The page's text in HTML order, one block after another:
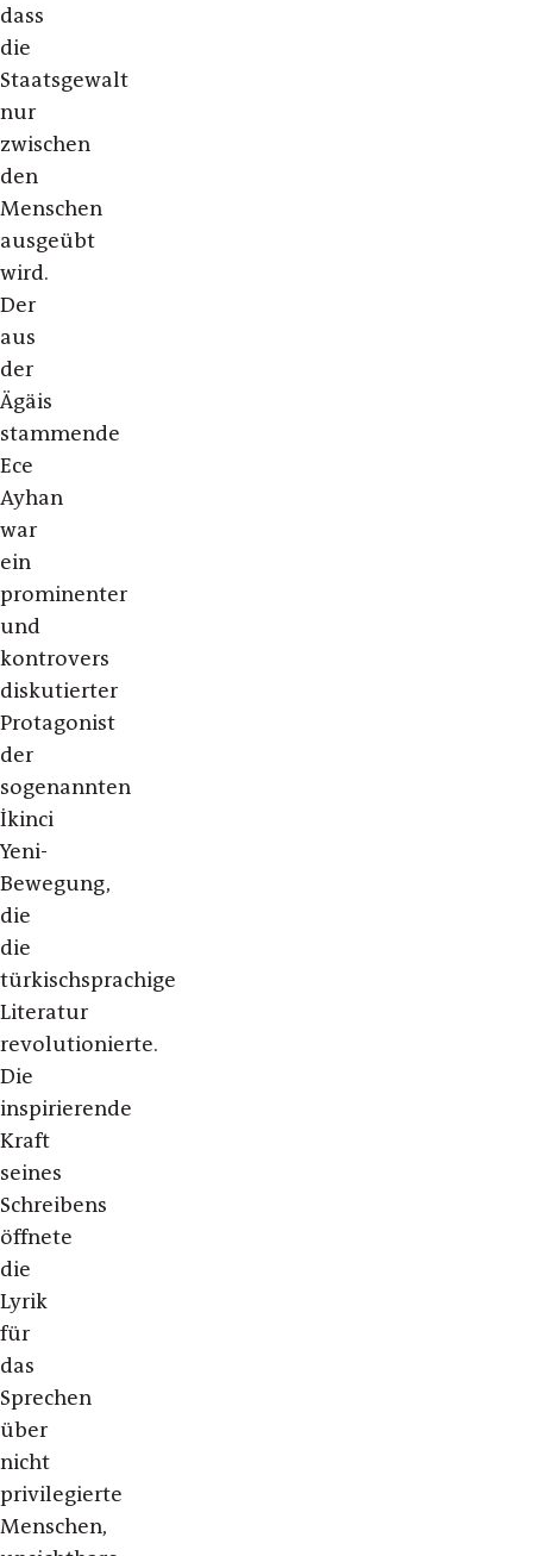
dass
die
Staatsgewalt
nur
zwischen
den
Menschen
ausgeübt
wird.
Der
aus
der
Ägäis
stammende
Ece
Ayhan
war
ein
prominenter
und
kontrovers
diskutierter
Protagonist
der
sogenannten
İkinci
Yeni-
Bewegung,
die
die
türkischsprachige
Literatur
revolutionierte.
Die
inspirierende
Kraft
seines
Schreibens
öffnete
die
Lyrik
für
das
Sprechen
über
nicht
privilegierte
Menschen,